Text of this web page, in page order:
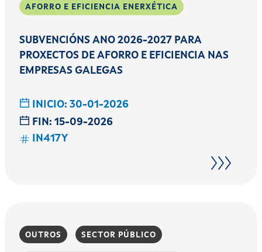
AFORRO E EFICIENCIA ENERXÉTICA
SUBVENCIÓNS ANO 2026-2027 PARA
PROXECTOS DE AFORRO E EFICIENCIA NAS
EMPRESAS GALEGAS
INICIO: 30-01-2026
FIN: 15-09-2026
IN417Y
OUTROS SECTOR PÚBLICO